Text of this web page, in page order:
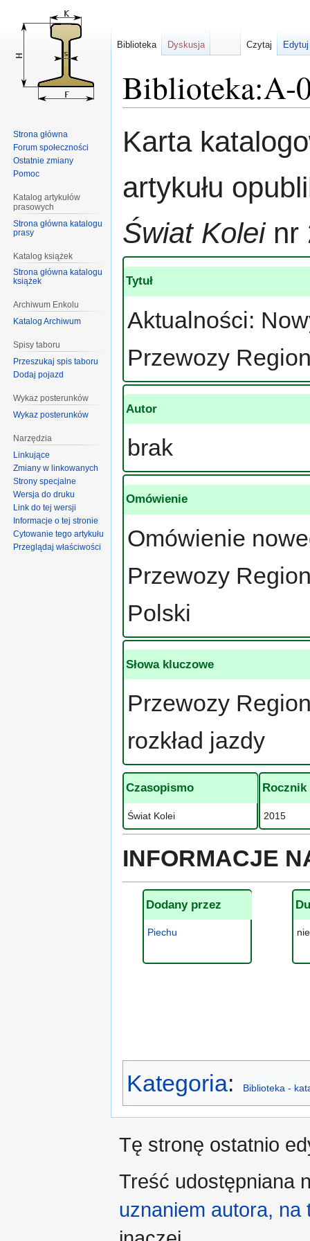
Biblioteka:A-
do
do
Karta
artykułu
Świat Koleinr
Tytuł
Aktualności:
Przewozy
Autor
brak
Omówienie
Omówienie
Przewozy
Polski
Słowa kluczowe
Przewozy
rozkład jazdy
Czasopismo
Świat Kolei
Rocznik
2015
INFORMACJE
Dodany przez
Piechu nie
Kategoria: Biblioteka -
Biblioteka Dyskusja Czytaj
Strona główna
Forum społeczności
Ostatnie zmiany
Pomoc
Katalog artykułów
prasowych
Strona główna katalogu
prasy
Katalog książek
Strona główna katalogu
książek
Archiwum Enkolu
Katalog Archiwum
Spisy taboru
Przeszukaj spis taboru
Dodaj pojazd
Wykaz posterunków
Wykaz posterunków
Narzędzia
Linkujące
Zmiany w linkowanych
Strony specjalne
Wersja do druku
Link do tej wersji
Informacje o tej stronie
Cytowanie tego artykułu
Przeglądaj właściwości
Tę stronę ostatnio
Treść udostępniana
uznaniem autora,